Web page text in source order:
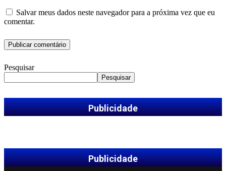
Salvar meus dados neste navegador para a próxima vez que eu
comentar.
Pesquisar
Pesquisar
Publicidade
Publicidade